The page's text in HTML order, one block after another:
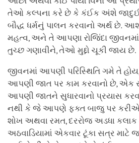
તેઓ કલ્પના કરે છે કે કંઈક અંશે જાદુઈ
બૌદ્ધ ધર્મનું પાલન કરવાનો અર્થ છે.
મહત્વ, અને તે આપણા રોજિંદા
તુચ્છ ગણાવીને, તેઓ મુદ્દો ચૂકી જાય છે.
જીવનમાં આપણી પરિસ્થિતિ ગમે તે
આપણી જાત પર કામ કરવાનો છે, એક
આપણી જાતને સુધારવાનો પ્રયાસ
નથી કે જે આપણે ફક્ત બાજુ પર
શોખ અથવા રમત, દરરોજ અડધા કલાક
અઠવાડિયામાં એકવાર ટૂંકા સત્ર